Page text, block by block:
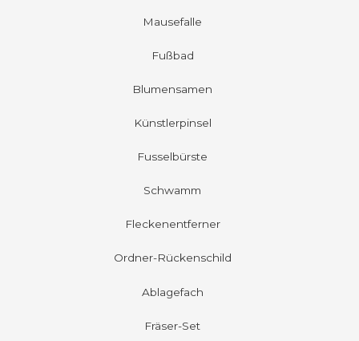
Mausefalle
Fußbad
Blumensamen
Künstlerpinsel
Fusselbürste
Schwamm
Fleckenentferner
Ordner-Rückenschild
Ablagefach
Fräser-Set